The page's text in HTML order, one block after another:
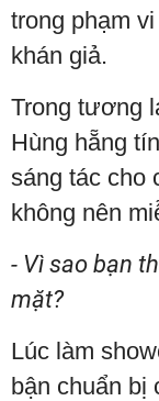
trong phạm
khán giả.
Trong tương
Hùng hẵng
sáng tác cho
không nên
- Vì sao bạn
mặt?
Lúc làm
bận chuẩn bị